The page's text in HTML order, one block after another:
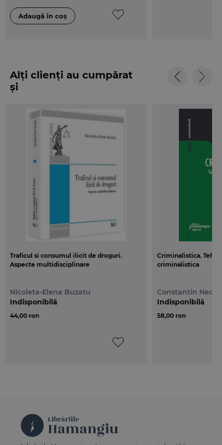
Alți clienți au cumpărat
și
Traficul si consumul ilicit de droguri.
Aspecte multidisciplinare
Nicoleta-Elena Buzatu
44,00 ron
Indisponibilă
Criminalistica.
criminalistica
Constantin
58,00 ron
Indisponibilă